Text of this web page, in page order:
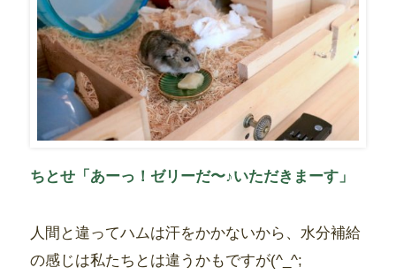
ちとせ「あーっ！ゼリーだ〜♪いただきまーす」
人間と違ってハムは汗をかかないから、水分補給
の感じは私たちとは違うかもですが(^_^;